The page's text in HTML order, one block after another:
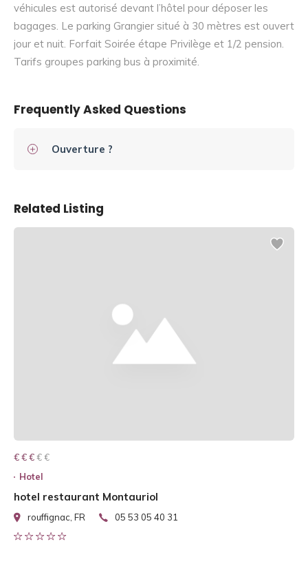
véhicules est autorisé devant l’hôtel pour déposer les
bagages. Le parking Grangier situé à 30 mètres est ouvert
jour et nuit. Forfait Soirée étape Privilège et 1/2 pension.
Tarifs groupes parking bus à proximité.
Frequently Asked Questions
Ouverture ?
Related Listing
€ € € € €
€ € €
Hotel
hotel restaurant Montauriol
rouffignac, FR 05 53 05 40 31